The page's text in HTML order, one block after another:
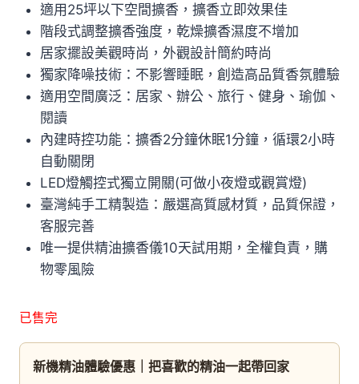
適用25坪以下空間擴香，擴香立即效果佳
階段式調整擴香強度，乾燥擴香濕度不增加
居家擺設美觀時尚，外觀設計簡約時尚
獨家降噪技術：不影響睡眠，創造高品質香氛體驗
適用空間廣泛：居家、辦公、旅行、健身、瑜伽、
閱讀
內建時控功能：擴香2分鐘休眠1分鐘，循環2小時
自動關閉
LED燈觸控式獨立開關(可做小夜燈或觀賞燈)
臺灣純手工精製造：嚴選高質感材質，品質保證，
客服完善
唯一提供精油擴香儀10天試用期，全權負責，購
物零風險
已售完
新機精油體驗優惠｜把喜歡的精油一起帶回家